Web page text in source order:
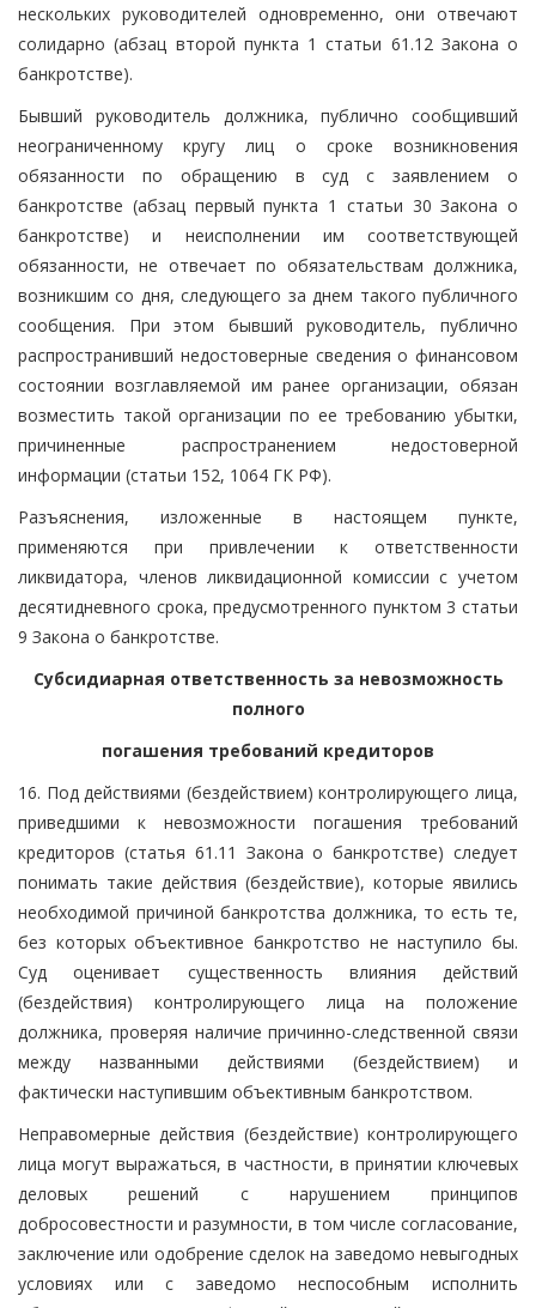
нескольких руководителей одновременно, они отвечают
солидарно (абзац второй пункта 1 статьи 61.12 Закона о
банкротстве).
Бывший руководитель должника, публично сообщивший
неограниченному кругу лиц о сроке возникновения
обязанности по обращению в суд с заявлением о
банкротстве (абзац первый пункта 1 статьи 30 Закона о
банкротстве) и неисполнении им соответствующей
обязанности, не отвечает по обязательствам должника,
возникшим со дня, следующего за днем такого публичного
сообщения. При этом бывший руководитель, публично
распространивший недостоверные сведения о финансовом
состоянии возглавляемой им ранее организации, обязан
возместить такой организации по ее требованию убытки,
причиненные распространением недостоверной
информации (статьи 152, 1064 ГК РФ).
Разъяснения, изложенные в настоящем пункте,
применяются при привлечении к ответственности
ликвидатора, членов ликвидационной комиссии с учетом
десятидневного срока, предусмотренного пунктом 3 статьи
9 Закона о банкротстве.
Субсидиарная ответственность за невозможность
полного
погашения требований кредиторов
16. Под действиями (бездействием) контролирующего лица,
приведшими к невозможности погашения требований
кредиторов (статья 61.11 Закона о банкротстве) следует
понимать такие действия (бездействие), которые явились
необходимой причиной банкротства должника, то есть те,
без которых объективное банкротство не наступило бы.
Суд оценивает существенность влияния действий
(бездействия) контролирующего лица на положение
должника, проверяя наличие причинно-следственной связи
между названными действиями (бездействием) и
фактически наступившим объективным банкротством.
Неправомерные действия (бездействие) контролирующего
лица могут выражаться, в частности, в принятии ключевых
деловых решений с нарушением принципов
добросовестности и разумности, в том числе согласование,
заключение или одобрение сделок на заведомо невыгодных
условиях или с заведомо неспособным исполнить